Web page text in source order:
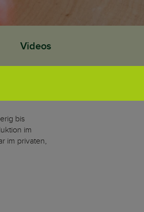
Videos
bis
im
im privaten,